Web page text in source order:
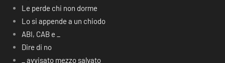
Le perde chi non dorme
Lo si appende a un chiodo
ABI, CAB e _
Dire di no
_ avvisato mezzo salvato